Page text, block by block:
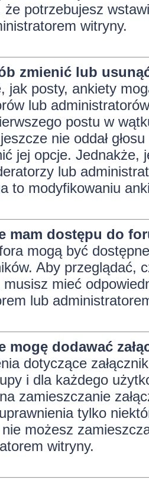
że potrzebujesz
witryny.
zmienić lub
jak posty, ankiety
lub
postu w
nie oddał
jej opcje. Jednakże,
lub
to modyfikowaniu
mam dostępu do
mogą być
Aby przeglądać,
musisz mieć
lub
mogę dodawać
dotyczące
i dla każdego
zamieszczanie
tylko
możesz
witryny.